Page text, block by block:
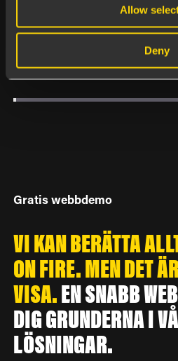
Allow
Deny
Gratis webbdemo
VI KAN BERÄTTA
ON FIRE. MEN DET
VISA.EN SNABB
DIG GRUNDERNA I
LÖSNINGAR.